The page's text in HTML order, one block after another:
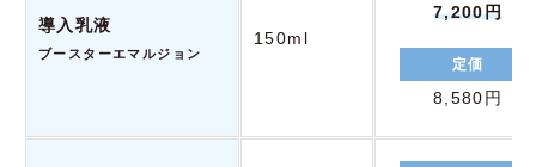
導入乳液
ブースターエマルジョン
150ml
7,200円
定価
8,580円